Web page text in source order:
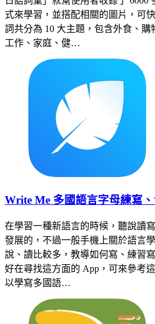
式來學習，並搭配相關的圖片，可
詞共分為 10 大主題，包含外食、購
工作、家庭、健…
Write Me 多國語言字母練寫
在學習一種新語言的時候，聽說讀
發展的，不過一般手機上關於語言
說、讀比較多，教導如何寫、練習
好在尋找這方面的 App，可來參考
以學寫多國語…